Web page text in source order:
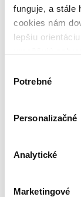
funguje, a stále
cookies nám
lepšiu
keby sme
súhlasu
Potrebné
Personalizačné
Analytické
Marketingové
Blu-ray film
18,00 €
Do 4 – 6 dní
Tento produkt
vám ho
Vložiť do